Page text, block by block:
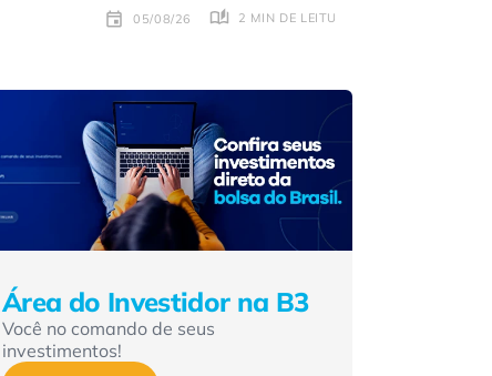
05/08/26 2 MIN DE LEITURA
Área do Investidor na B3
Você no comando de seus
investimentos!